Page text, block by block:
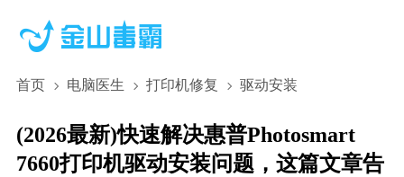
首页 电脑医生 打印机修复 驱动安装
(2026最新)快速解决惠普Photosmart
7660打印机驱动安装问题，这篇文章告